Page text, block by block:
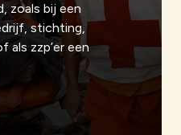
zoals bij een
stichting,
zzp’er een